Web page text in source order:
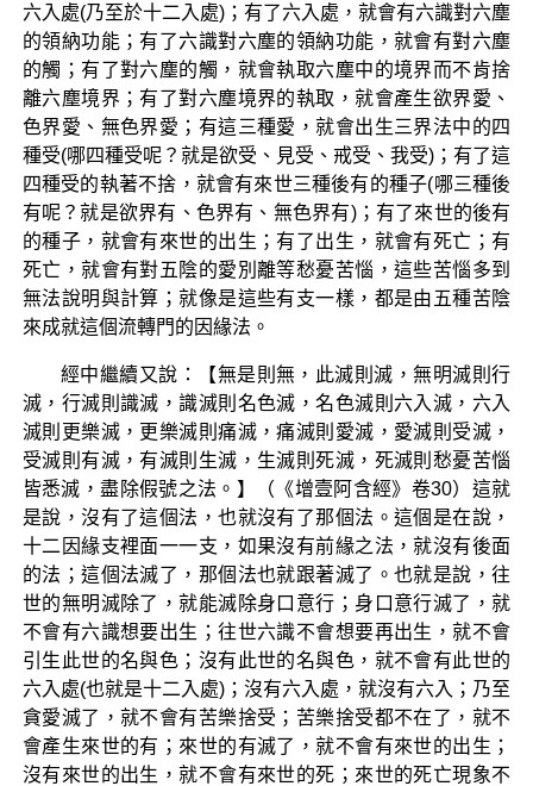
六入處(乃至於十二入處)；有了六入處，就會有六識對六塵
的領納功能；有了六識對六塵的領納功能，就會有對六塵
的觸；有了對六塵的觸，就會執取六塵中的境界而不肯捨
離六塵境界；有了對六塵境界的執取，就會產生欲界愛、
色界愛、無色界愛；有這三種愛，就會出生三界法中的四
種受(哪四種受呢？就是欲受、見受、戒受、我受)；有了這
四種受的執著不捨，就會有來世三種後有的種子(哪三種後
有呢？就是欲界有、色界有、無色界有)；有了來世的後有
的種子，就會有來世的出生；有了出生，就會有死亡；有
死亡，就會有對五陰的愛別離等愁憂苦惱，這些苦惱多到
無法說明與計算；就像是這些有支一樣，都是由五種苦陰
來成就這個流轉門的因緣法。
經中繼續又說：【無是則無，此滅則滅，無明滅則行
滅，行滅則識滅，識滅則名色滅，名色滅則六入滅，六入
滅則更樂滅，更樂滅則痛滅，痛滅則愛滅，愛滅則受滅，
受滅則有滅，有滅則生滅，生滅則死滅，死滅則愁憂苦惱
皆悉滅，盡除假號之法。】（《增壹阿含經》卷30）這就
是說，沒有了這個法，也就沒有了那個法。這個是在說，
十二因緣支裡面一一支，如果沒有前緣之法，就沒有後面
的法；這個法滅了，那個法也就跟著滅了。也就是說，往
世的無明滅除了，就能滅除身口意行；身口意行滅了，就
不會有六識想要出生；往世六識不會想要再出生，就不會
引生此世的名與色；沒有此世的名與色，就不會有此世的
六入處(也就是十二入處)；沒有六入處，就沒有六入；乃至
貪愛滅了，就不會有苦樂捨受；苦樂捨受都不在了，就不
會產生來世的有；來世的有滅了，就不會有來世的出生；
沒有來世的出生，就不會有來世的死；來世的死亡現象不